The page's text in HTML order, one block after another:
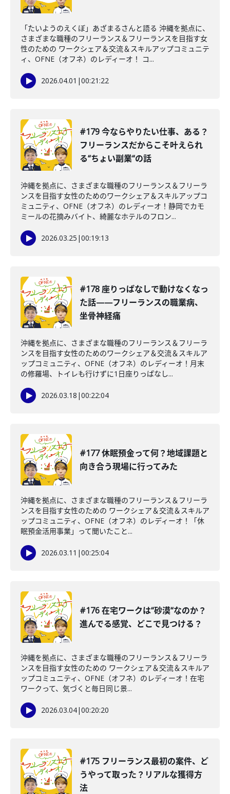
「たいようのえくぼ」あざまるさんと語る 沖縄を拠点に、
さまざまな職種のフリーランス＆フリーランスを目指す女
性のための ワークシェア＆交流＆スキルアップコミュニテ
ィ、OFNE（オフネ）のレディーオ！ コ...
2026.04.01 |00:21:22
#179 今ならやりたい仕事、ある？
フリーランスだからこそ叶えられ
る“ちょい副業“の話
沖縄を拠点に、さまざまな職種のフリーランス＆フリーラ
ンスを目指す女性のためのワークシェア＆スキルアップコ
ミュニティ、OFNE（オフネ）のレディーオ！静岡でカモ
ミールの花摘みバイト、綺麗なホテルのフロン...
2026.03.25 |00:19:13
#178 座りっぱなしで動けなくなっ
た話——フリーランスの職業病、
坐骨神経痛
沖縄を拠点に、さまざまな職種のフリーランス＆フリーラ
ンスを目指す女性のためのワークシェア＆交流＆スキルア
ップコミュニティ、OFNE（オフネ）のレディーオ！月末
の修羅場、トイレも行けずに1日座りっぱなし...
2026.03.18 |00:22:04
#177 休眠預金って何？地域課題と
向き合う現場に行ってみた
沖縄を拠点に、さまざまな職種のフリーランス＆フリーラ
ンスを目指す女性のための ワークシェア＆交流＆スキルア
ップコミュニティ、OFNE（オフネ）のレディーオ！「休
眠預金活用事業」って聞いたこと...
2026.03.11 |00:25:04
#176 在宅ワークは“砂漠“なのか？
進んでる感覚、どこで見つける？
沖縄を拠点に、さまざまな職種のフリーランス＆フリーラ
ンスを目指す女性のための ワークシェア＆交流＆スキルア
ップコミュニティ、OFNE（オフネ）のレディーオ！在宅
ワークって、気づくと毎日同じ景...
2026.03.04|00:20:20
#175 フリーランス最初の案件、ど
うやって取った？リアルな獲得方
法